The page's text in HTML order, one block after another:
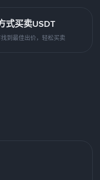
式买卖USDT
到最佳出价，轻松买卖